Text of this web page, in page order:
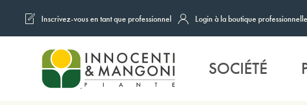
Skip to main content
Inscrivez-vous en tant que professionnel Login à la boutique professionnelle
SOCIÉTÉ